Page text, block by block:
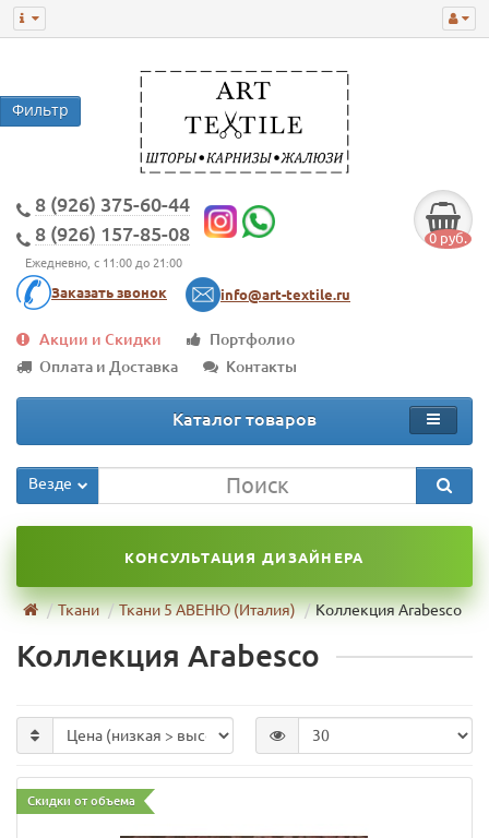
8 (926) 375-60-44
8 (926) 157-85-08
Ежедневно, с 11:00 до 21:00
Заказать звонок info@art-textile.ru
0 руб.
Акции и Скидки
Портфолио
Оплата и Доставка
Контакты
Каталог товаров
Везде
КОНСУЛЬТАЦИЯ ДИЗАЙНЕРА
Ткани Ткани 5 АВЕНЮ (Италия) Коллекция Arabesco
Коллекция Arabesco
Скидки от объема